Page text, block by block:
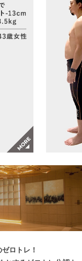
ロトレ！